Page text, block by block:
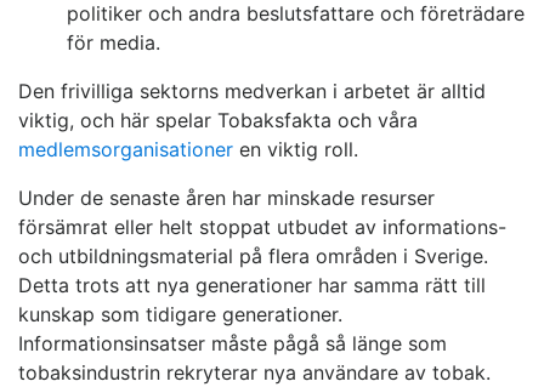
politiker och andra beslutsfattare och företrädare
för media.
Den frivilliga sektorns medverkan i arbetet är alltid
viktig, och här spelar Tobaksfakta och våra
medlemsorganisationer en viktig roll.
Under de senaste åren har minskade resurser
försämrat eller helt stoppat utbudet av informations-
och utbildningsmaterial på flera områden i Sverige.
Detta trots att nya generationer har samma rätt till
kunskap som tidigare generationer.
Informationsinsatser måste pågå så länge som
tobaksindustrin rekryterar nya användare av tobak.